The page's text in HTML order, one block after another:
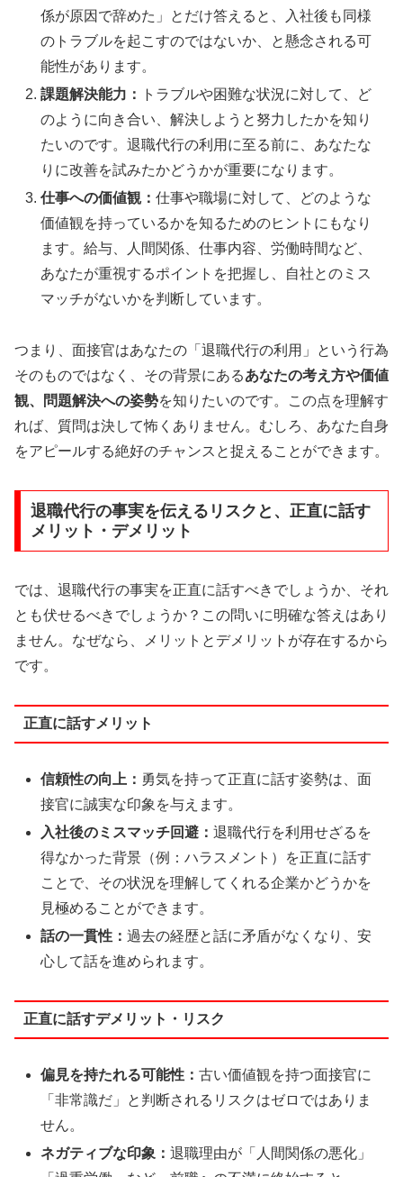
係が原因で辞めた」とだけ答えると、入社後も同様
のトラブルを起こすのではないか、と懸念される可
能性があります。
課題解決能力：
トラブルや困難な状況に対して、ど
のように向き合い、解決しようと努力したかを知り
たいのです。退職代行の利用に至る前に、あなたな
りに改善を試みたかどうかが重要になります。
仕事への価値観：仕事や職場に対して、どのような
価値観を持っているかを知るためのヒントにもなり
ます。給与、人間関係、仕事内容、労働時間など、
あなたが重視するポイントを把握し、自社とのミス
マッチがないかを判断しています。
つまり、面接官はあなたの「退職代行の利用」という行為
そのものではなく、その背景にあるあなたの考え方や価値
観、問題解決への姿勢を知りたいのです。この点を理解す
れば、質問は決して怖くありません。むしろ、あなた自身
をアピールする絶好のチャンスと捉えることができます。
退職代行の事実を伝えるリスクと、正直に話す
メリット・デメリット
では、退職代行の事実を正直に話すべきでしょうか、それ
とも伏せるべきでしょうか？この問いに明確な答えはあり
ません。なぜなら、メリットとデメリットが存在するから
です。
正直に話すメリット
信頼性の向上： 勇気を持って正直に話す姿勢は、面
接官に誠実な印象を与えます。
入社後のミスマッチ回避：退職代行を利用せざるを
得なかった背景（例：ハラスメント）を正直に話す
ことで、その状況を理解してくれる企業かどうかを
見極めることができます。
話の一貫性：過去の経歴と話に矛盾がなくなり、安
心して話を進められます。
正直に話すデメリット・リスク
偏見を持たれる可能性：古い価値観を持つ面接官に
「非常識だ」と判断されるリスクはゼロではありま
せん。
ネガティブな印象：退職理由が「人間関係の悪化」